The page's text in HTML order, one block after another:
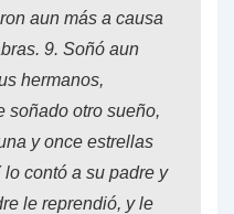
aun más a causa
9. Soñó aun
hermanos,
soñado otro sueño,
y once estrellas
lo contó a su padre y
le reprendió, y le